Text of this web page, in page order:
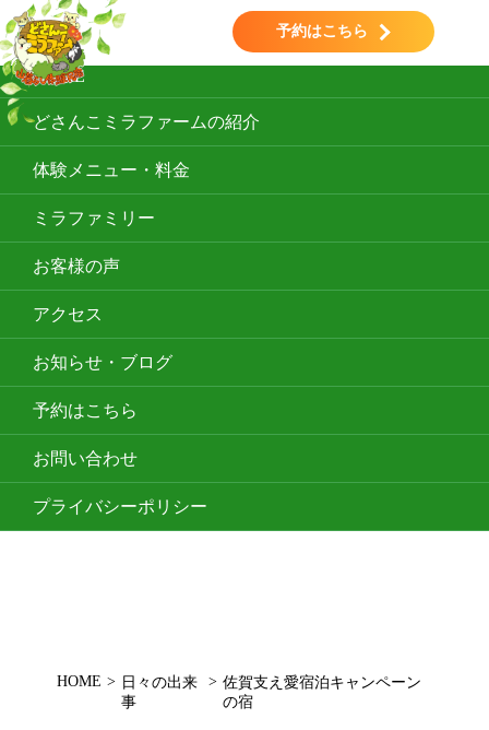
toggle navigation
HOME
どさんこミラファームの紹介
体験メニュー・料金
ミラファミリー
お客様の声
アクセス
お知らせ・ブログ
予約はこちら
お問い合わせ
プライバシーポリシー
予約はこちら
HOME > 日々の出来
事
> 佐賀支え愛宿泊キャンペーン
の宿